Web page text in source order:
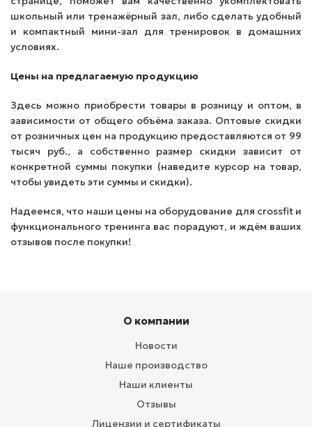
школьный или тренажёрный зал, либо сделать удобный
и компактный мини-зал для тренировок в домашних
условиях.
Цены на предлагаемую продукцию
Здесь можно приобрести товары в розницу и оптом, в
зависимости от общего объёма заказа. Оптовые скидки
от розничных цен на продукцию предоставляются от 99
тысяч руб., а собственно размер скидки зависит от
конкретной суммы покупки (наведите курсор на товар,
чтобы увидеть эти суммы и скидки).
Надеемся, что наши цены на оборудование для crossfit и
функционального тренинга вас порадуют, и ждём ваших
отзывов после покупки!
О компании
Новости
Наше производство
Наши клиенты
Отзывы
Лицензии и сертификаты